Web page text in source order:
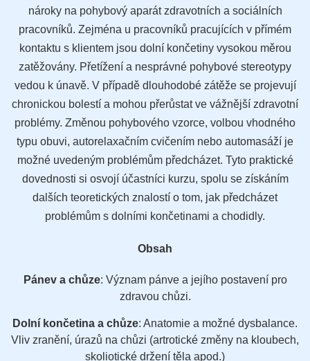
nároky na pohybový aparát zdravotních a sociálních
pracovníků. Zejména u pracovníků pracujících v přímém
kontaktu s klientem jsou dolní končetiny vysokou měrou
zatěžovány. Přetížení a nesprávné pohybové stereotypy
vedou k únavě. V případě dlouhodobé zátěže se projevují
chronickou bolestí a mohou přerůstat ve vážnější zdravotní
problémy. Změnou pohybového vzorce, volbou vhodného
typu obuvi, autorelaxačním cvičením nebo automasáží je
možné uvedeným problémům předcházet. Tyto praktické
dovednosti si osvojí účastníci kurzu, spolu se získáním
dalších teoretických znalostí o tom, jak předcházet
problémům s dolními končetinami a chodidly.
Obsah
Pánev a chůze: Význam pánve a jejího postavení pro
zdravou chůzi.
Dolní končetina a chůze: Anatomie a možné dysbalance.
Vliv zranění, úrazů na chůzi (artrotické změny na kloubech,
skoliotické držení těla apod.)